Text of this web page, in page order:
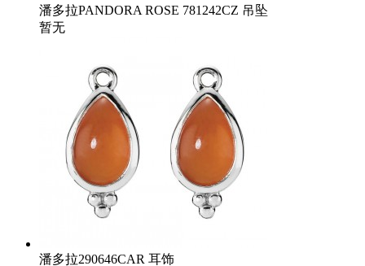
潘多拉PANDORA ROSE 781242CZ 吊坠
暂无
潘多拉290646CAR 耳饰